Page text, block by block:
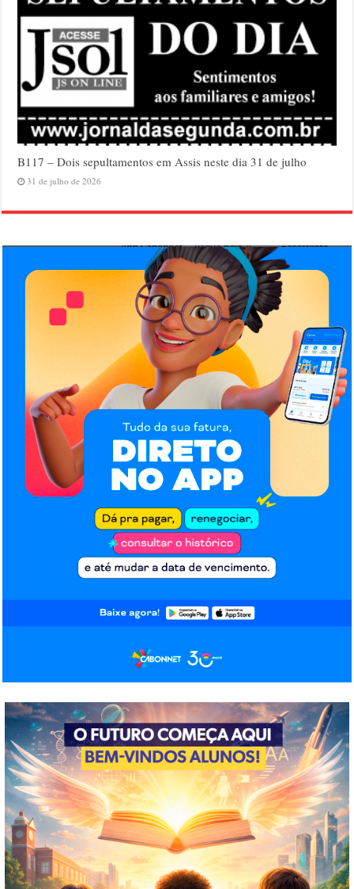
B117 – Dois sepultamentos em Assis neste dia 31 de julho
31 de julho de 2026